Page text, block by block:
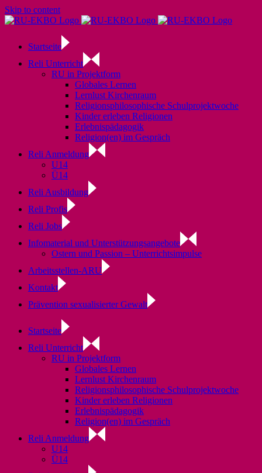
Skip to content
Startseite
Reli Unterricht
RU in Projektform
Globales Lernen
Lernlust Kirchenraum
Religionsphilosophische Schulprojektwoche
Kinder erleben Religionen
Erlebnispädagogik
Religion(en) im Gespräch
Reli Anmeldung
U14
Ü14
Reli Ausbildung
Reli Profis
Reli Jobs
Infomaterial und Unterstützungsangebote
Ostern und Passion – Unterrichtsimpulse
Arbeitsstellen-ARU
Kontakt
Prävention sexualisierter Gewalt
Startseite
Reli Unterricht
RU in Projektform
Globales Lernen
Lernlust Kirchenraum
Religionsphilosophische Schulprojektwoche
Kinder erleben Religionen
Erlebnispädagogik
Religion(en) im Gespräch
Reli Anmeldung
U14
Ü14